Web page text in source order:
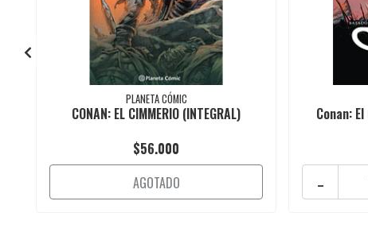
PLANETA CÓMIC
CONAN: EL CIMMERIO (INTEGRAL)
$56.000
AGOTADO
Conan:
-